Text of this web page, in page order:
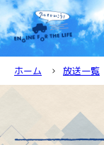
ホーム 放送一覧